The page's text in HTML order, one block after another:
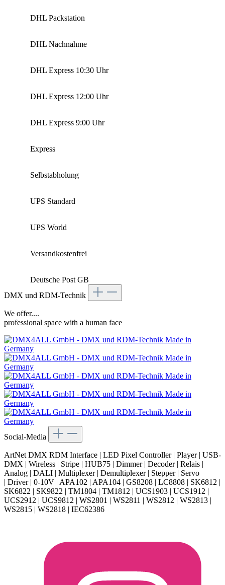
DHL Packstation
DHL Nachnahme
DHL Express 10:30 Uhr
DHL Express 12:00 Uhr
DHL Express 9:00 Uhr
Express
Selbstabholung
UPS Standard
UPS World
Versandkostenfrei
Deutsche Post GB
DMX und RDM-Technik
We offer....
professional space with a human face
Social-Media
ArtNet DMX RDM Interface | LED Pixel Controller | Player | USB-
DMX | Wireless | Stripe | HUB75 | Dimmer | Decoder | Relais |
Analog | DALI | Multiplexer | Demultiplexer | Stepper | Servo
| Driver | 0-10V | APA102 | APA104 | GS8208 | LC8808 | SK6812 |
SK6822 | SK9822 | TM1804 | TM1812 | UCS1903 | UCS1912 |
UCS2912 | UCS9812 | WS2801 | WS2811 | WS2812 | WS2813 |
WS2815 | WS2818 | IEC62386